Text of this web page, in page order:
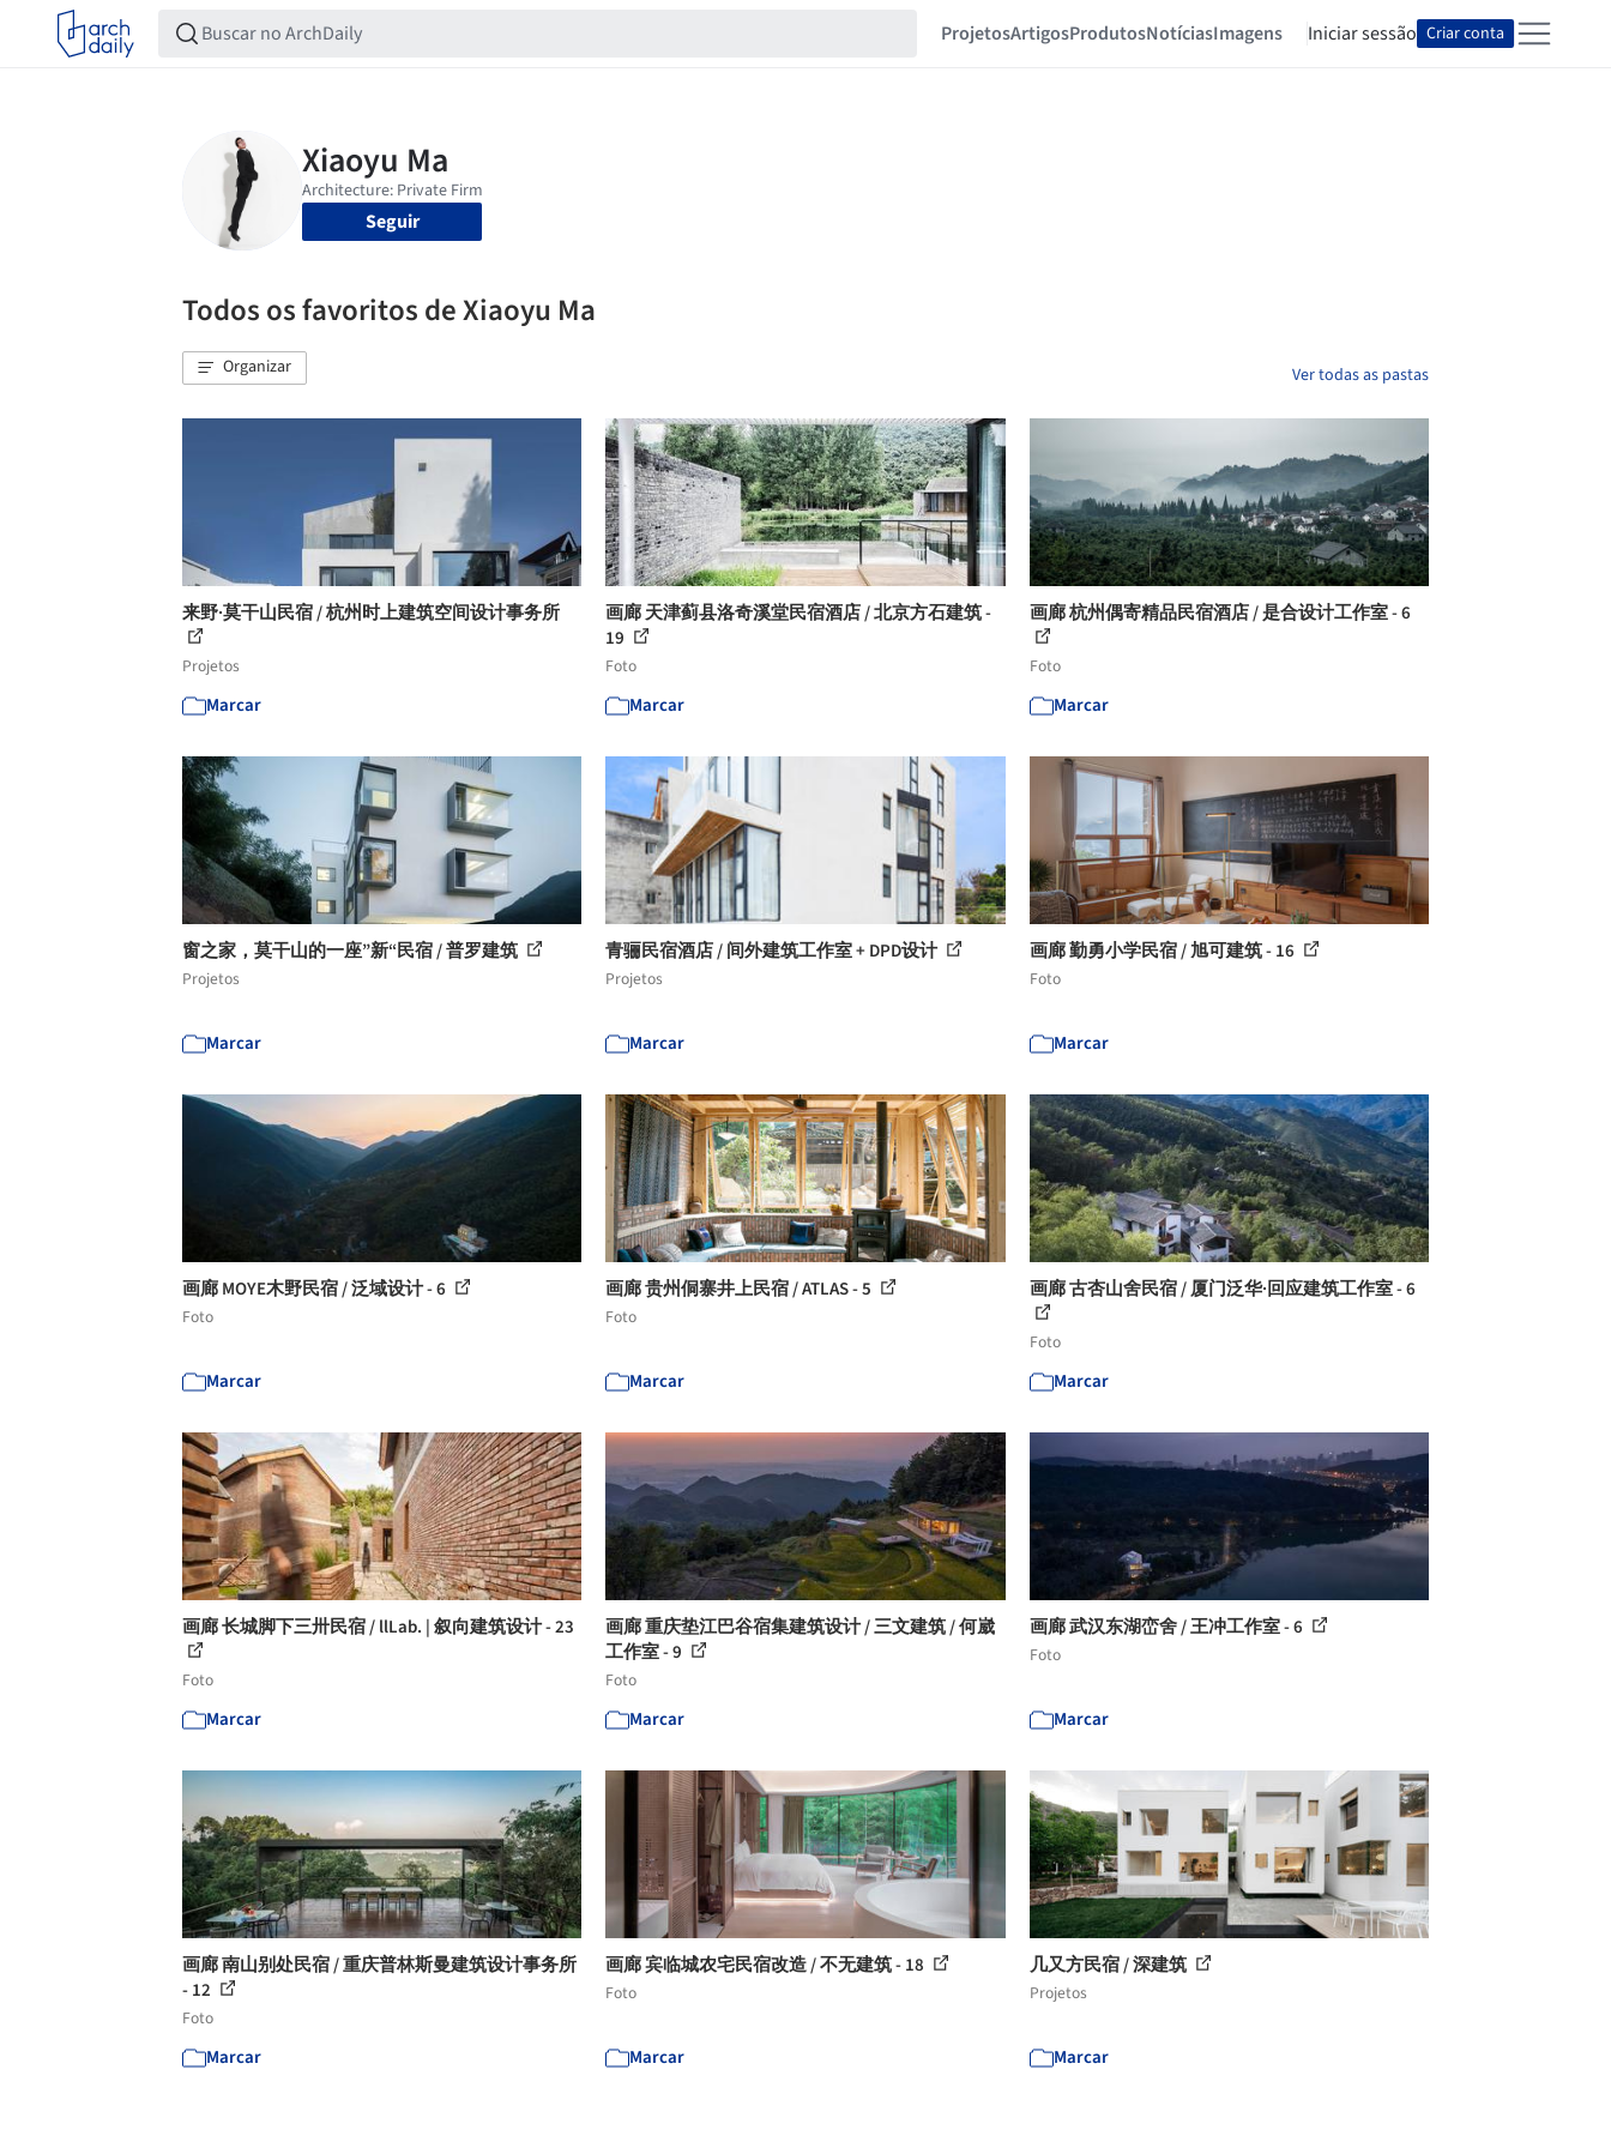
ProjetosArtigosProdutosNotíciasImagens Iniciar sessão Criar conta
Seguir
Todos os favoritos de Xiaoyu Ma
Organizar Ver todas as pastas
来野·莫干山民宿 / 杭州时上建筑空间设计事务所
Projetos
Marcar
画廊 天津蓟县洛奇溪堂民宿酒店 / 北京方石建筑 -
19
Foto
Marcar
画廊 杭州偶寄精品民宿酒店 / 是合设计工作室 - 6
Foto
Marcar
窗之家，莫干山的一座”新“民宿 / 普罗建筑
Projetos
Marcar
青骊民宿酒店 / 间外建筑工作室 + DPD设计
Projetos
Marcar
画廊 勤勇小学民宿 / 旭可建筑 - 16
Foto
Marcar
画廊 MOYE木野民宿 / 泛域设计 - 6
Foto
Marcar
画廊 贵州侗寨井上民宿 / ATLAS - 5
Foto
Marcar
画廊 古杏山舍民宿 / 厦门泛华·回应建筑工作室 - 6
Foto
Marcar
画廊 长城脚下三卅民宿 / llLab. | 叙向建筑设计 - 23
Foto
Marcar
画廊 重庆垫江巴谷宿集建筑设计 / 三文建筑 / 何崴
工作室 - 9
Foto
Marcar
画廊 武汉东湖峦舍 / 王冲工作室 - 6
Foto
Marcar
画廊 南山别处民宿 / 重庆普林斯曼建筑设计事务所
- 12
Foto
Marcar
画廊 宾临城农宅民宿改造 / 不无建筑 - 18
Foto
Marcar
几又方民宿 / 深建筑
Projetos
Marcar